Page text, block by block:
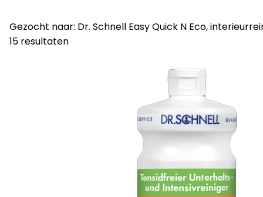
Gezocht naar: Dr. Schnell Easy Quick N Eco,
15 resultaten